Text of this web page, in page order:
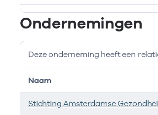
Bij deze onderneming werken de
Ondernemingen
Deze onderneming heeft een
Naam
Stichting Amsterdamse